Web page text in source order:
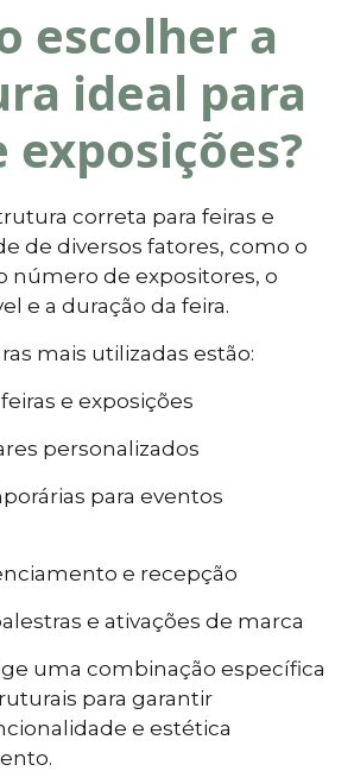
escolher a
ideal para
exposições?
correta para feiras e
de diversos fatores, como o
número de expositores, o
e a duração da feira.
mais utilizadas estão:
e exposições
personalizados
para eventos
e recepção
e ativações de marca
uma combinação específica
para garantir
e estética